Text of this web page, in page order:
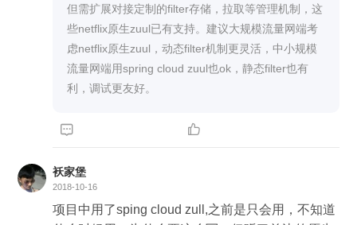
但需扩展对接定制的filter存储，拉取等管理机制，这
些netflix原生zuul已有支持。建议大规模流量网端考
虑netflix原生zuul，动态filter机制更灵活，中小规模
流量网端用spring cloud zuul也ok，静态filter也有
利，调试更友好。
 
袄家堡
2018-10-16
项目中用了sping cloud zull,之前是只会用，不知道